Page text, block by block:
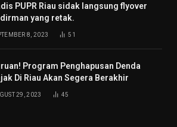
PUPR Riau sidak langsung flyover
yang retak.
8, 2023 51
Program Penghapusan Denda
Di Riau Akan Segera Berakhir
29, 2023 45